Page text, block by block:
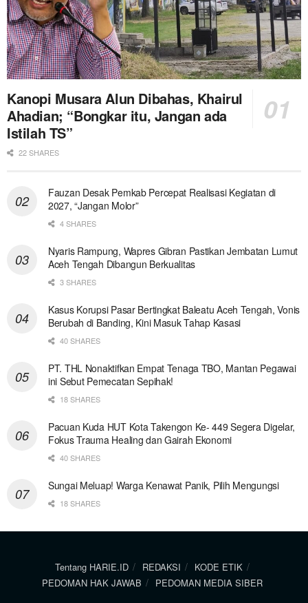
Kanopi Musara Alun Dibahas, Khairul
Ahadian; “Bongkar itu, Jangan ada
Istilah TS”
22 SHARES
Fauzan Desak Pemkab Percepat Realisasi Kegiatan di
2027, “Jangan Molor”
4 SHARES
Nyaris Rampung, Wapres Gibran Pastikan Jembatan Lumut
Aceh Tengah Dibangun Berkualitas
3 SHARES
Kasus Korupsi Pasar Bertingkat Baleatu Aceh Tengah, Vonis
Berubah di Banding, Kini Masuk Tahap Kasasi
40 SHARES
PT. THL Nonaktifkan Empat Tenaga TBO, Mantan Pegawai
ini Sebut Pemecatan Sepihak!
18 SHARES
Pacuan Kuda HUT Kota Takengon Ke- 449 Segera Digelar,
Fokus Trauma Healing dan Gairah Ekonomi
40 SHARES
Sungai Meluap! Warga Kenawat Panik, Pilih Mengungsi
18 SHARES
Tentang HARIE.ID REDAKSI
KODE ETIK
PEDOMAN HAK JAWAB
PEDOMAN MEDIA SIBER